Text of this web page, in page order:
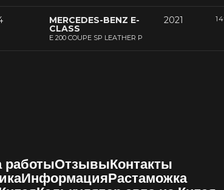
MERCEDES-BENZ E-
CLASS
E 200 COUPE SP LEATHER P
2021
работыОтзывыКонтакты
ИнформацияРастаможка